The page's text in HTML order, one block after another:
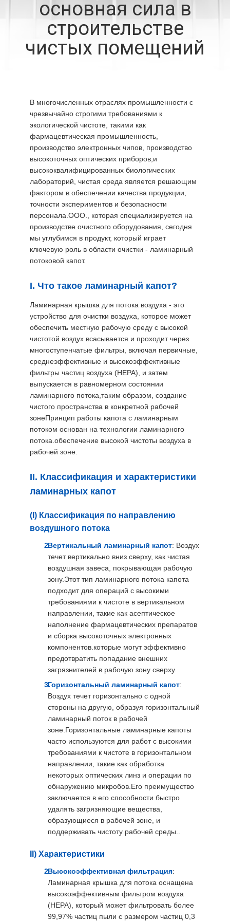
ЗАВОДУ
КОНТРОЛЬ
КАЧЕСТВА
НАМИ
НОВОСТИ
СЛУЧАИ
ЗАПРОС
ЦЕНЫ
САЙТА
ПОЛИТИКА
КОНФИДЕНЦИАЛЬНОСТИ
основная сила в
строительстве
чистых помещений
В многочисленных отраслях промышленности с
чрезвычайно строгими требованиями к
экологической чистоте, такими как
фармацевтическая промышленность,
производство электронных чипов, производство
высокоточных оптических приборов,и
высококвалифицированных биологических
лабораторий, чистая среда является решающим
фактором в обеспечении качества продукции,
точности экспериментов и безопасности
персонала.ООО., которая специализируется на
производстве очистного оборудования, сегодня
мы углубимся в продукт, который играет
ключевую роль в области очистки - ламинарный
потоковой капот.
I. Что такое ламинарный капот?
Ламинарная крышка для потока воздуха - это
устройство для очистки воздуха, которое может
обеспечить местную рабочую среду с высокой
чистотой.воздух всасывается и проходит через
многоступенчатые фильтры, включая первичные,
среднеэффективные и высокоэффективные
фильтры частиц воздуха (HEPA), и затем
выпускается в равномерном состоянии
ламинарного потока,таким образом, создание
чистого пространства в конкретной рабочей
зонеПринцип работы капота с ламинарным
потоком основан на технологии ламинарного
потока.обеспечение высокой чистоты воздуха в
рабочей зоне.
II. Классификация и характеристики
ламинарных капот
(I) Классификация по направлению
воздушного потока
Вертикальный ламинарный капот: Воздух
течет вертикально вниз сверху, как чистая
воздушная завеса, покрывающая рабочую
зону.Этот тип ламинарного потока капота
подходит для операций с высокими
требованиями к чистоте в вертикальном
направлении, такие как асептическое
наполнение фармацевтических препаратов
и сборка высокоточных электронных
компонентов.которые могут эффективно
предотвратить попадание внешних
загрязнителей в рабочую зону сверху.
Горизонтальный ламинарный капот:
Воздух течет горизонтально с одной
стороны на другую, образуя горизонтальный
ламинарный поток в рабочей
зоне.Горизонтальные ламинарные капоты
часто используются для работ с высокими
требованиями к чистоте в горизонтальном
направлении, такие как обработка
некоторых оптических линз и операции по
обнаружению микробов.Его преимущество
заключается в его способности быстро
удалять загрязняющие вещества,
образующиеся в рабочей зоне, и
поддерживать чистоту рабочей среды..
II) Характеристики
Высокоэффективная фильтрация:
Ламинарная крышка для потока оснащена
высокоэффективным фильтром воздуха
(HEPA), который может фильтровать более
99,97% частиц пыли с размером частиц 0,3